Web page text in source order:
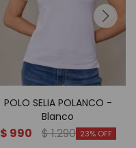
POLO SELIA POLANCO -
Blanco
$ 990 $1.290 23